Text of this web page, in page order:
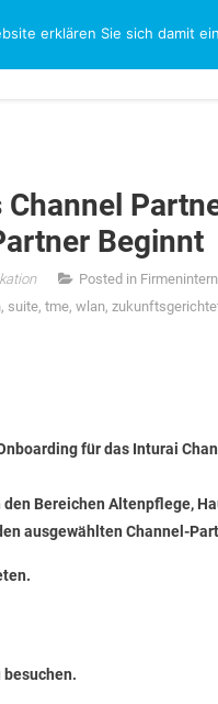
Beginnt
Posted in Firmenintern
, suite, tme, wlan,
für das Inturai
Bereichen Altenpflege,
ausgewählten Channel-
besuchen.
erklären Sie sich damit